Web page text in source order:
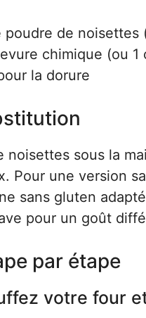
poudre de noisettes
chimique (ou
la dorure
noisettes sous la
Pour une version
sans gluten
pour un goût
par étape
votre four